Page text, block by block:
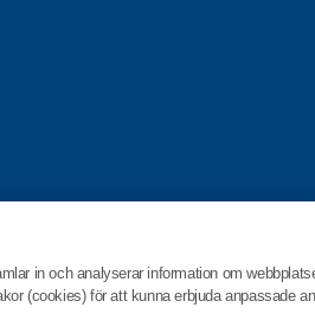
in och analyserar information om
(cookies) för att kunna erbjuda anpassade